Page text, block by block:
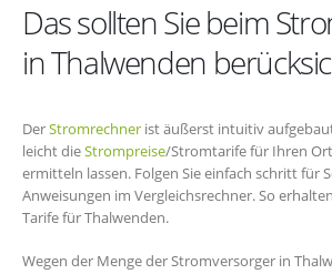
Das sollten Sie beim
in Thalwenden
DerStromrechner ist äußerst intuitiv
leicht dieStrompreise/Stromtarife für Ihren
ermitteln lassen. Folgen Sie einfach schritt für
Anweisungen im Vergleichsrechner. So
Tarife für Thalwenden.
Wegen der Menge der Stromversorger in